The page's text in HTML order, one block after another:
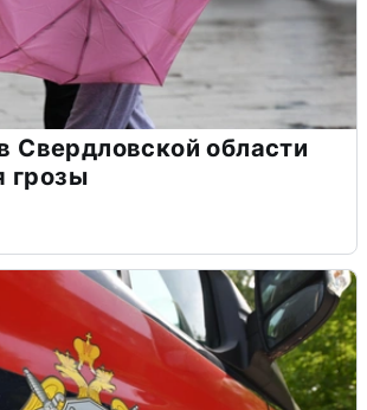
Свердловской области
грозы